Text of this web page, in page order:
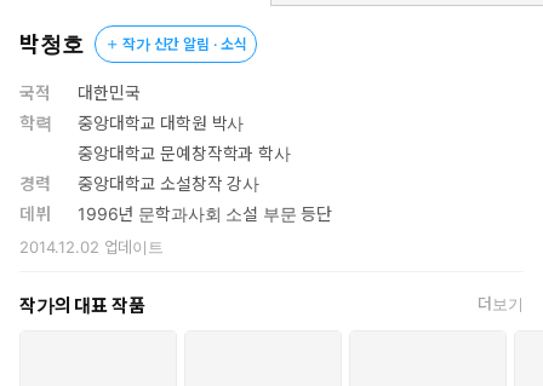
박청호 작가 신간 알림 · 소식
국적
대한민국
학력
중앙대학교 대학원 박사
중앙대학교 문예창작학과 학사
경력
중앙대학교 소설창작 강사
데뷔
1996년 문학과사회 소설 부문 등단
2014.12.02 업데이트
작가의 대표 작품 더보기